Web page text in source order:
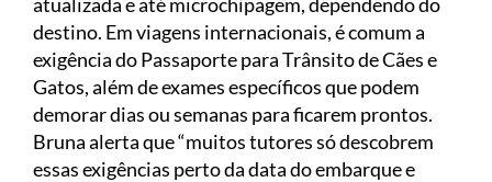
destino. Em viagens internacionais, é comum a
exigência do Passaporte para Trânsito de Cães e
Gatos, além de exames específicos que podem
demorar dias ou semanas para ficarem prontos.
Bruna alerta que “muitos tutores só descobrem
essas exigências perto da data do embarque e